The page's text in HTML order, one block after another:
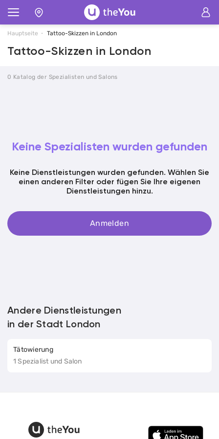
Hauptseite Tattoo-Skizzen in London
Tattoo-Skizzen in London
0 Katalog der Spezialisten und Salons
Keine Spezialisten wurden gefunden
Keine Dienstleistungen wurden gefunden. Wählen Sie
einen anderen Filter oder fügen Sie Ihre eigenen
Dienstleistungen hinzu.
Anmelden
Andere Dienstleistungen
in der Stadt London
Tätowierung
1 Spezialist und Salon